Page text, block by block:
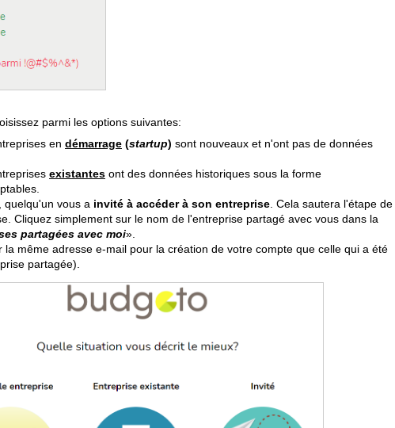
parmi les options suivantes:
en démarrage (startup) sont nouveaux et n'ont pas de données
existantes ont des données historiques sous la forme
, quelqu'un vous a invité à accéder à son entreprise . Cela sautera l'étape de
Cliquez simplement sur le nom de l'entreprise partagé avec vous dans la
partagées avec moi».
la même adresse e-mail pour la création de votre compte que celle qui a été
partagée).